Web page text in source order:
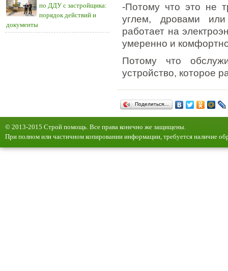
по ДДУ с застройщика:
порядок действий и
документы
-Потому что это не
углем, дровами
работает на
умеренно и
Потому что
устройство, которое
Поделиться…
© 2013-2015 Строй помощь. Все права конечно же защищены.
При полном или частичном копировании информации, требуется наличие